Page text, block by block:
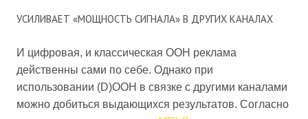
УСИЛИВАЕТ «МОЩНОСТЬ СИГНАЛА» В ДРУГИХ КАНАЛАХ
И цифровая, и классическая OOH реклама
действенны сами по себе. Однако при
использовании (D)OOH в связке с другими каналами
можно добиться выдающихся результатов. Согласно